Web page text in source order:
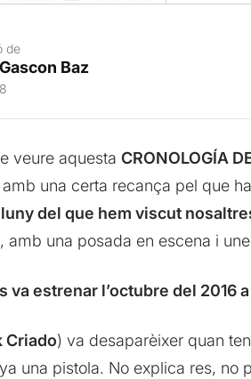
de
Baz
veure aquesta CRONOLOGÍA
una certa recança pel que
del que hem viscut
amb una posada en escena i
va estrenar l’octubre del 2016
Criado) va desaparèixer quan
una pistola. No explica res, no